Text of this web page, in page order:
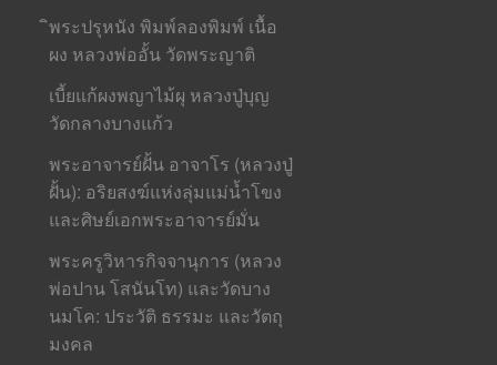
ิพระปรุหนัง พิมพ์ลองพิมพ์ เนื้อ
ผง หลวงพ่ออั้น วัดพระญาติ
เบี้ยแก้ผงพญาไม้ผุ หลวงปู่บุญ
วัดกลางบางแก้ว
พระอาจารย์ฝั้น อาจาโร (หลวงปู่
ฝั้น): อริยสงฆ์แห่งลุ่มแม่น้ำโขง
และศิษย์เอกพระอาจารย์มั่น
พระครูวิหารกิจจานุการ (หลวง
พ่อปาน โสนันโท) และวัดบาง
นมโค: ประวัติ ธรรมะ และวัตถุ
มงคล